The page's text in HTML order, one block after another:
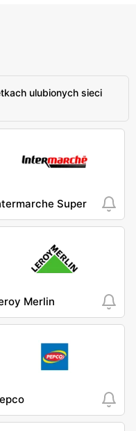
ulubionych sieci
Super
Merlin